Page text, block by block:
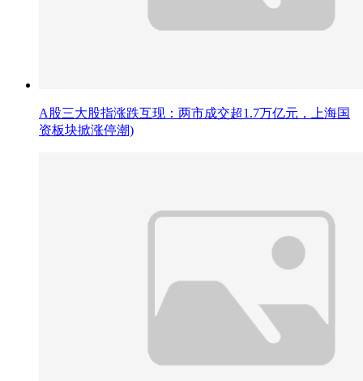
A股三大股指涨跌互现：两市成交超1.7万亿元，上海国
资板块掀涨停潮)